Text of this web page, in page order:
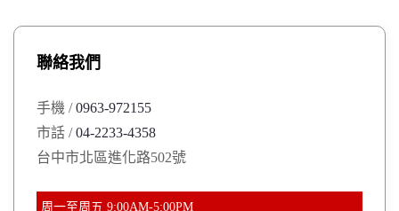
f
:
聯絡我們
手機 /0963-972155
市話 /04-2233-4358
台中市北區進化路502號
周一至周五 9:00AM-5:00PM